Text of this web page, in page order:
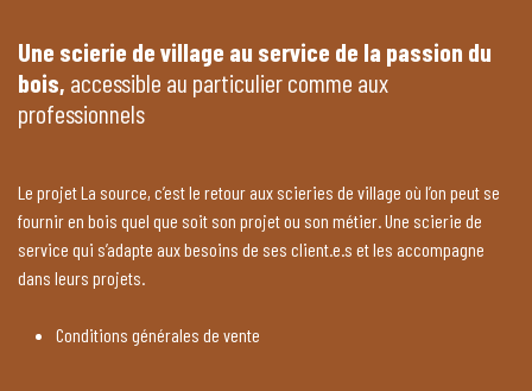
Une scierie de village au service de la passion du
bois, accessible au particulier comme aux
professionnels
Le projet La source, c’est le retour aux scieries de village où l’on peut se
fournir en bois quel que soit son projet ou son métier. Une scierie de
service qui s’adapte aux besoins de ses client.e.s et les accompagne
dans leurs projets.
Conditions générales de vente